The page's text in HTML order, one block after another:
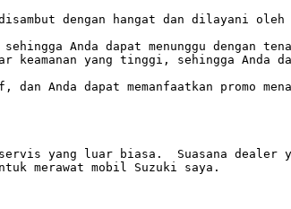
dengan hangat dan dilayani oleh
Anda dapat menunggu dengan
keamanan yang tinggi, sehingga Anda
Anda dapat memanfaatkan promo
servis yang luar biasa.  Suasana dealer
merawat mobil Suzuki saya.